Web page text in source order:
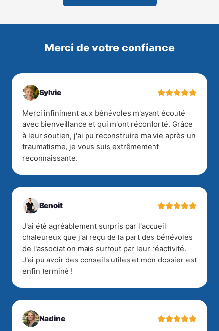
Merci de votre confiance
Sylvie
Merci infiniment aux bénévoles m'ayant écouté
avec bienveillance et qui m'ont réconforté. Grâce
à leur soutien, j'ai pu reconstruire ma vie après un
traumatisme, je vous suis extrêmement
reconnaissante.
Benoit
J'ai été agréablement surpris par l'accueil
chaleureux que j'ai reçu de la part des bénévoles
de l'association mais surtout par leur réactivité.
J'ai pu avoir des conseils utiles et mon dossier est
enfin terminé !
Nadine